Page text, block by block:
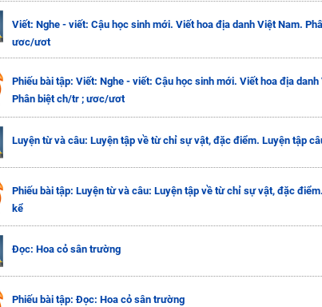
Viết: Nghe - viết: Cậu học sinh mới. Viết hoa địa danh Việt Nam.
ươc/ươt
Phiếu bài tập: Viết: Nghe - viết: Cậu học sinh mới. Viết hoa địa danh
Phân biệt ch/tr ; ươc/ươt
Luyện từ và câu: Luyện tập về từ chỉ sự vật, đặc điểm. Luyện tập
Phiếu bài tập: Luyện từ và câu: Luyện tập về từ chỉ sự vật, đặc
kể
Đọc: Hoa cỏ sân trường
Phiếu bài tập: Đọc: Hoa cỏ sân trường